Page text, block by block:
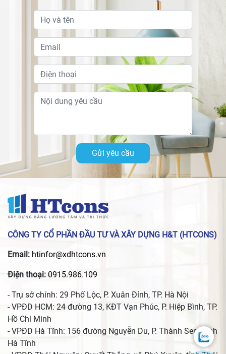
Gửi yêu cầu
CÔNG TY CỔ PHẦN ĐẦU TƯ VÀ XÂY DỰNG H&T (HTCONS)
Email: htinfor@xdhtcons.vn
Điện thoại: 0915.986.109
- Trụ sở chính: 29 Phố Lộc, P. Xuân Đỉnh, TP. Hà Nội
- VPĐD HCM: 24 đường 13, KĐT Vạn Phúc, P. Hiệp Bình, TP.
Hồ Chí Minh
- VPĐD Hà Tĩnh: 156 đường Nguyễn Du, P. Thành Sen, Tỉnh
Hà Tĩnh